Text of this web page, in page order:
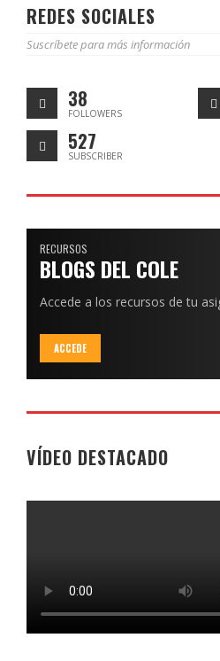
REDES SOCIALES
Suscríbete para más información
38
FOLLOWERS
527
SUBSCRIBER
RECURSOS
BLOGS DEL COLE
Accede a los recursos de tu
ACCEDE
VÍDEO DESTACADO